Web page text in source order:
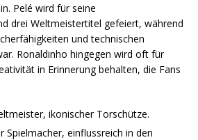
Pelé wird für seine
drei Weltmeistertitel gefeiert, während
und technischen
Ronaldinho hingegen wird oft für
in Erinnerung behalten, die Fans
ikonischer Torschütze.
Spielmacher, einflussreich in den